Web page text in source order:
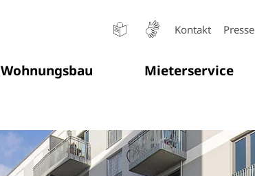
Kontakt Presse
Wohnungsbau Mieterservice